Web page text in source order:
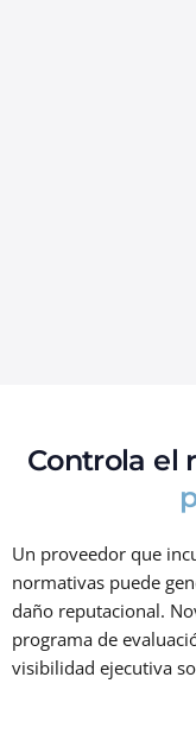
Controla el
Un proveedor que
normativas puede
daño reputacional.
programa de
visibilidad ejecutiva